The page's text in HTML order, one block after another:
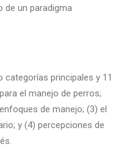
de un paradigma
principales y 11
el manejo de perros;
de manejo; (3) el
y (4) percepciones de